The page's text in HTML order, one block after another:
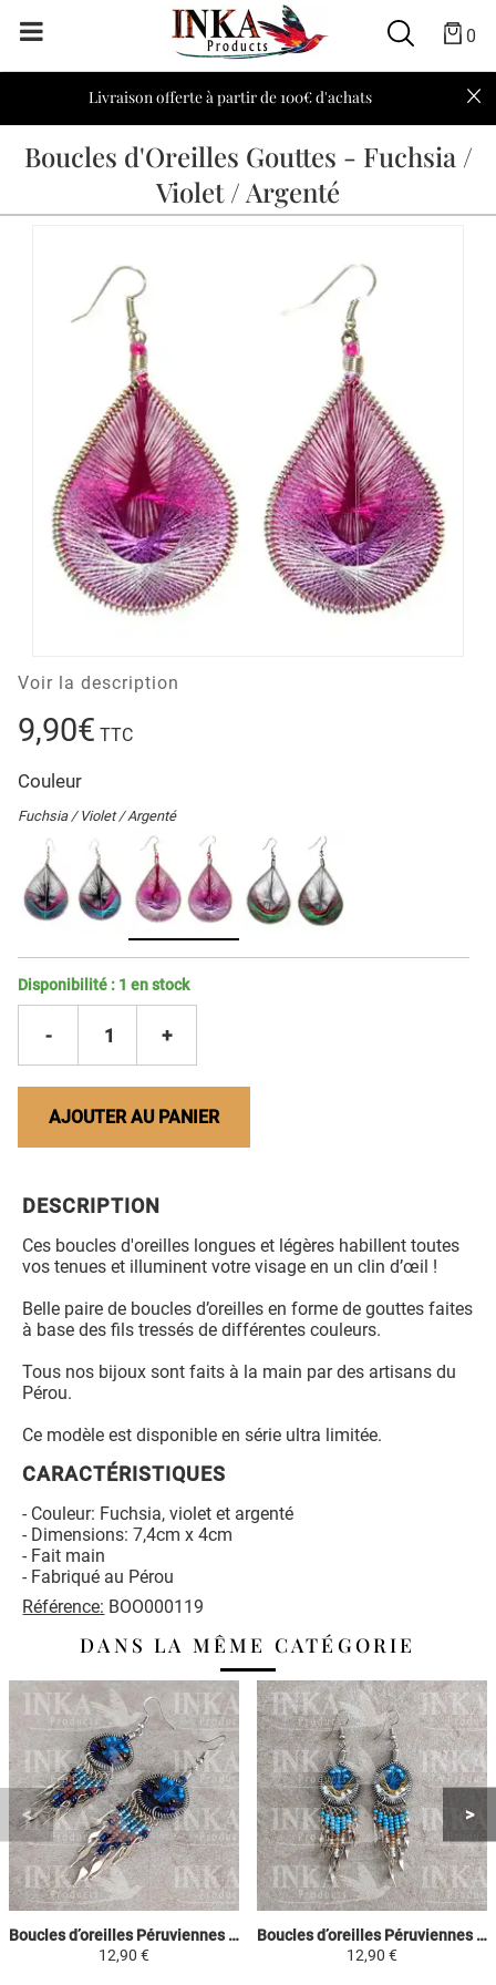
0
Livraison offerte à partir de 100€ d'achats
Boucles d'Oreilles Gouttes - Fuchsia /
Violet / Argenté
Voir la description
9,90€ TTC
Couleur
Fuchsia / Violet / Argenté
Disponibilité : 1 en stock
- 1 +
AJOUTER AU PANIER
DESCRIPTION
Ces boucles d'oreilles longues et légères habillent toutes
vos tenues et illuminent votre visage en un clin d’œil !
Belle paire de boucles d’oreilles en forme de gouttes faites
à base des fils tressés de différentes couleurs.
Tous nos bijoux sont faits à la main par des artisans du
Pérou.
Ce modèle est disponible en série ultra limitée.
CARACTÉRISTIQUES
- Couleur: Fuchsia, violet et argenté
- Dimensions: 7,4cm x 4cm
- Fait main
- Fabriqué au Pérou
Référence: BOO000119
DANS LA MÊME CATÉGORIE
Boucles d’oreilles Péruviennes Attrape-rêves - Bleu ciel, Marron & Violet
12,90 €
Boucles d’oreilles Péruviennes Attrape-rêves - Bleu ciel, Jaune & Blanc
12,90 €